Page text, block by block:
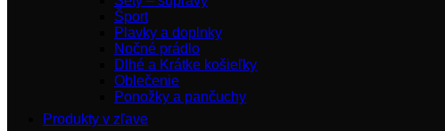
Šport
Plavky a doplnky
Nočné prádlo
Dlhé a Krátke košieľky
Oblečenie
Ponožky a pančuchy
Produkty v zľave